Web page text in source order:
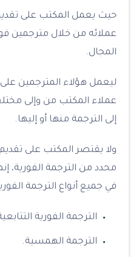
حيث يعمل المكتب على
عملائه من خلال مترجمين
المجال.
ليعمل هؤلاء المترجمين
عملاء المكتب من وإلى
إلى الترجمة منها أو إليها.
ولا يقتصر المكتب على
محدد من الترجمة الفورية،
في جميع أنواع الترجمة
الترجمة الفورية
الترجمة الهمسية.